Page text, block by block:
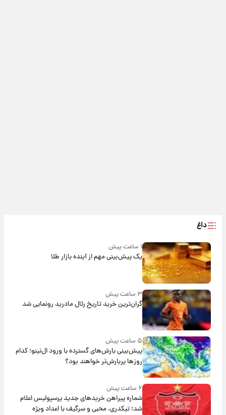
داغ
۱ ساعت پیش
یک پیش‌بینی مهم از آینده بازار طلا
۳ ساعت پیش
گران‌ترین خرید تاریخ رئال مادرید رونمایی شد
۵ ساعت پیش
پیش‌بینی بارش‌های گسترده با ورود ال‌نینو؛ کدام
روزها پربارش‌تر خواهند بود؟
۶ ساعت پیش
شماره پیراهن خریدهای جدید پرسپولیس اعلام
شد؛ تیکدری، محبی و سرگیف با اعداد ویژه